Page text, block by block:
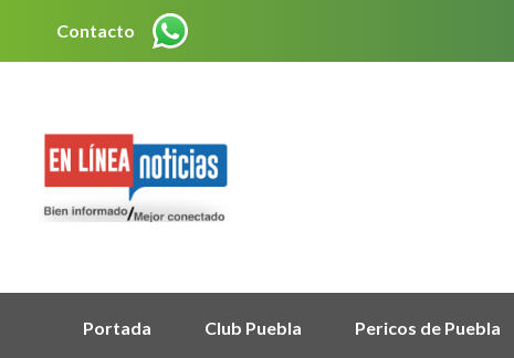
Contacto
Portada Club Puebla Pericos de Puebla